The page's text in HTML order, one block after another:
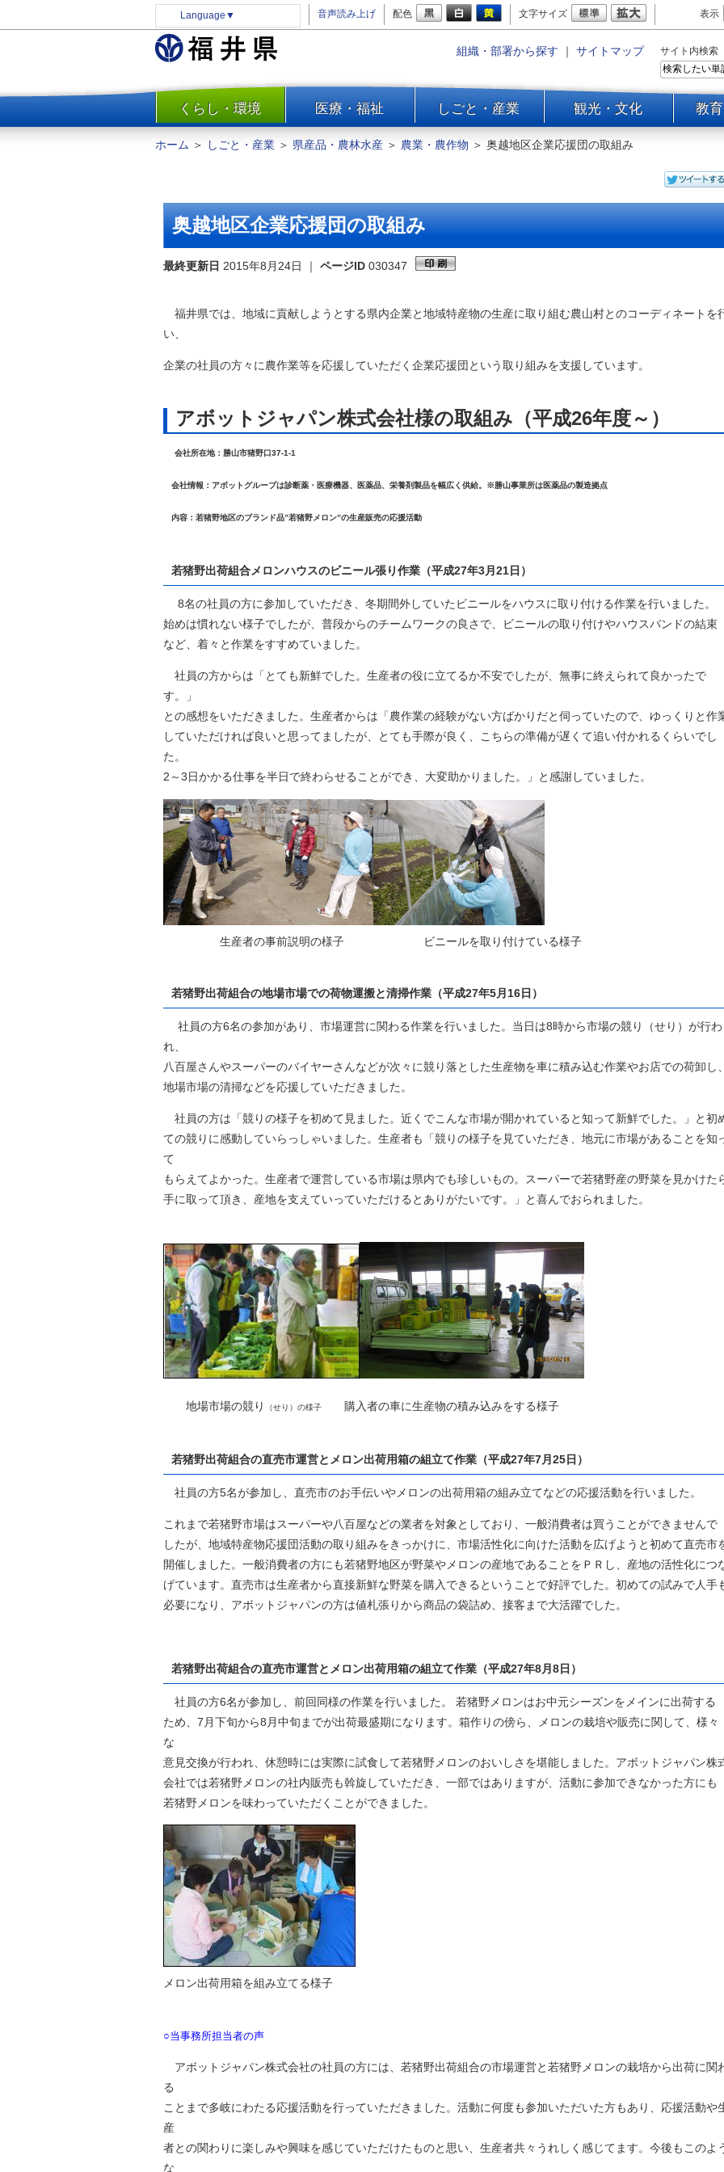
Language ▼ 音声読み上げ 配色 文字サイズ 表示
組織・部署から探す ｜ サイトマップ サイト内検索
一覧
くらし・環境 医療・福祉 しごと・産業 観光・文化 教
防災
水道・エネルギー
住まい・土地
環境問題・廃棄物対策・リサ
イクル
ホーム ＞ しごと・産業 ＞ 県産品・農林水産 ＞ 農業・農作物 ＞ 奥越地区企業応援団の取組み
奥越地区企業応援団の取組み
最終更新日 2015年8月24日 ｜ ページID 030347
福井県では、地域に貢献しようとする県内企業と地域特産物の生産に取り組む農山村とのコーディネートを
い、
企業の社員の方々に農作業等を応援していただく企業応援団という取り組みを支援しています。
アボットジャパン株式会社様の取組み（平成26年度～）
会社所在地：勝山市猪野口37-1-1
会社情報：アボットグループは診断薬・医療機器、医薬品、栄養剤製品を幅広く供給。※勝山事業所は医薬品の製造拠点
内容：若猪野地区のブランド品”若猪野メロン”の生産販売の応援活動
若猪野出荷組合メロンハウスのビニール張り作業（平成27年3月21日）
8名の社員の方に参加していただき、冬期間外していたビニールをハウスに取り付ける作業を行いました。
始めは慣れない様子でしたが、普段からのチームワークの良さで、ビニールの取り付けやハウスバンドの結束
など、着々と作業をすすめていました。
社員の方からは「とても新鮮でした。生産者の役に立てるか不安でしたが、無事に終えられて良かったで
す。」
との感想をいただきました。生産者からは「農作業の経験がない方ばかりだと伺っていたので、ゆっくりと作
していただければ良いと思ってましたが、とても手際が良く、こちらの準備が遅くて追い付かれるくらいでし
た。
2～3日かかる仕事を半日で終わらせることができ、大変助かりました。」と感謝していました。
生産者の事前説明の様子 ビニールを取り付けている様子
若猪野出荷組合の地場市場での荷物運搬と清掃作業（平成27年5月16日）
社員の方6名の参加があり、市場運営に関わる作業を行いました。当日は8時から市場の競り（せり）が行わ
れ、
八百屋さんやスーパーのバイヤーさんなどが次々に競り落とした生産物を車に積み込む作業やお店での荷卸し、
地場市場の清掃などを応援していただきました。
社員の方は「競りの様子を初めて見ました。近くでこんな市場が開かれていると知って新鮮でした。」と初
ての競りに感動していらっしゃいました。生産者も「競りの様子を見ていただき、地元に市場があることを知
て
もらえてよかった。生産者で運営している市場は県内でも珍しいもの。スーパーで若猪野産の野菜を見かけた
手に取って頂き、産地を支えていっていただけるとありがたいです。」と喜んでおられました。
地場市場の競り （せり）の様子 購入者の車に生産物の積み込みをする様子
若猪野出荷組合の直売市運営とメロン出荷用箱の組立て作業（平成27年7月25日）
社員の方5名が参加し、直売市のお手伝いやメロンの出荷用箱の組み立てなどの応援活動を行いました。
これまで若猪野市場はスーパーや八百屋などの業者を対象としており、一般消費者は買うことができませんで
したが、地域特産物応援団活動の取り組みをきっかけに、市場活性化に向けた活動を広げようと初めて直売市
開催しました。一般消費者の方にも若猪野地区が野菜やメロンの産地であることをＰＲし、産地の活性化につ
げています。直売市は生産者から直接新鮮な野菜を購入できるということで好評でした。初めての試みで人手
必要になり、アボットジャパンの方は値札張りから商品の袋詰め、接客まで大活躍でした。
若猪野出荷組合の直売市運営とメロン出荷用箱の組立て作業（平成27年8月8日）
社員の方6名が参加し、前回同様の作業を行いました。 若猪野メロンはお中元シーズンをメインに出荷する
ため、7月下旬から8月中旬までが出荷最盛期になります。箱作りの傍ら、メロンの栽培や販売に関して、様々
な
意見交換が行われ、休憩時には実際に試食して若猪野メロンのおいしさを堪能しました。アボットジャパン株
会社では若猪野メロンの社内販売も斡旋していただき、一部ではありますが、活動に参加できなかった方にも
若猪野メロンを味わっていただくことができました。
メロン出荷用箱を組み立てる様子
○当事務所担当者の声
アボットジャパン株式会社の社員の方には、若猪野出荷組合の市場運営と若猪野メロンの栽培から出荷に関
る
ことまで多岐にわたる応援活動を行っていただきました。活動に何度も参加いただいた方もあり、応援活動や
産
者との関わりに楽しみや興味を感じていただけたものと思い、生産者共々うれしく感じてます。今後もこのよ
な